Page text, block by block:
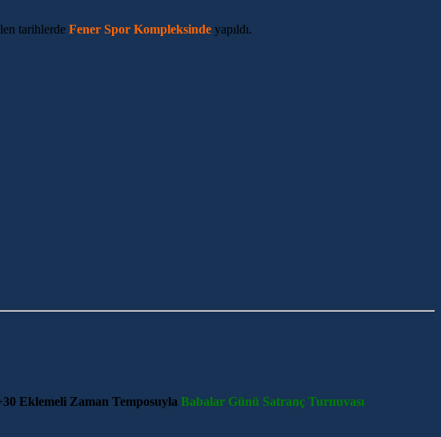
tarihlerde Fener Spor Kompleksinde yapıldı.
Eklemeli Zaman Temposuyla Babalar Günü Satranç Turnuvası